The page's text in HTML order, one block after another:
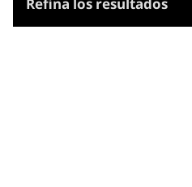
Refina los resultados
Tesauro